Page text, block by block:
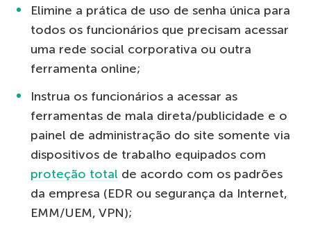
Elimine a prática de uso de senha única para
todos os funcionários que precisam acessar
uma rede social corporativa ou outra
ferramenta online;
Instrua os funcionários a acessar as
ferramentas de mala direta/publicidade e o
painel de administração do site somente via
dispositivos de trabalho equipados com
proteção total de acordo com os padrões
da empresa (EDR ou segurança da Internet,
EMM/UEM, VPN);